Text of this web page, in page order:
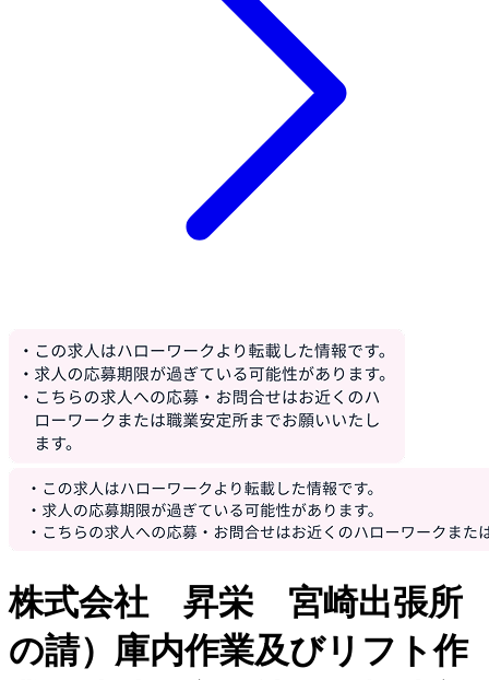
株式会社 昇栄 宮崎出張所
の請）庫内作業及びリフト作